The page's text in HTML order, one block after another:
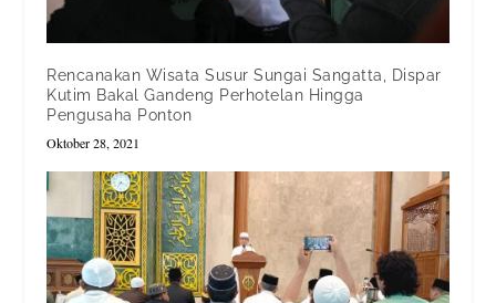
Rencanakan Wisata Susur Sungai Sangatta, Dispar
Kutim Bakal Gandeng Perhotelan Hingga
Pengusaha Ponton
Oktober 28, 2021